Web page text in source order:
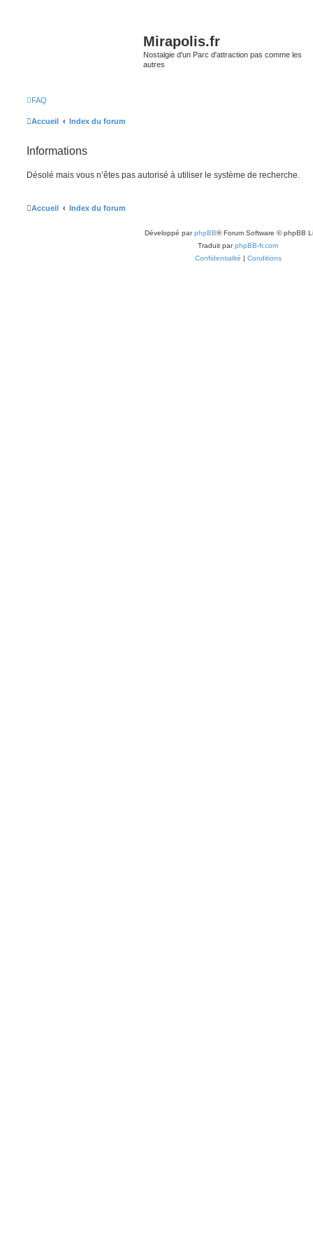
Mirapolis.fr
Nostalgie d'un Parc d'attraction pas comme les
autres
FAQ
Accueil Index du forum
Informations
Désolé mais vous n’êtes pas autorisé à utiliser le système de recherche.
Accueil Index du forum
Développé parphpBB® Forum Software © phpBB
Traduit parphpBB-fr.com
Confidentialité | Conditions